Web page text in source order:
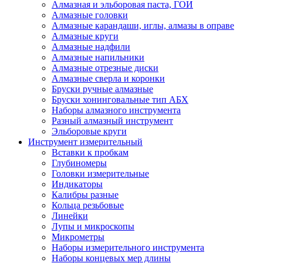
Алмазная и эльборовая паста, ГОИ
Алмазные головки
Алмазные карандаши, иглы, алмазы в оправе
Алмазные круги
Алмазные надфили
Алмазные напильники
Алмазные отрезные диски
Алмазные сверла и коронки
Бруски ручные алмазные
Бруски хонинговальные тип АБХ
Наборы алмазного инструмента
Разный алмазный инструмент
Эльборовые круги
Инструмент измерительный
Вставки к пробкам
Глубиномеры
Головки измерительные
Индикаторы
Калибры разные
Кольца резьбовые
Линейки
Лупы и микроскопы
Микрометры
Наборы измерительного инструмента
Наборы концевых мер длины